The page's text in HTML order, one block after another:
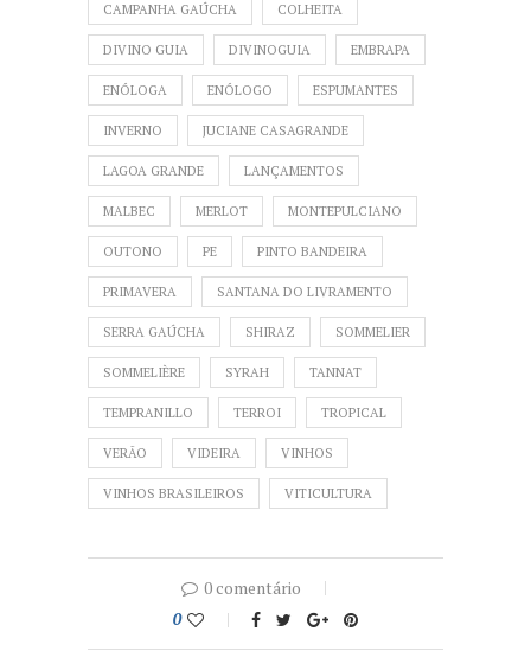
CAMPANHA GAÚCHA COLHEITA
DIVINO GUIA DIVINOGUIA EMBRAPA
ENÓLOGA ENÓLOGO ESPUMANTES
INVERNO JUCIANE CASAGRANDE
LAGOA GRANDE LANÇAMENTOS
MALBEC MERLOT MONTEPULCIANO
OUTONO PE PINTO BANDEIRA
PRIMAVERA SANTANA DO LIVRAMENTO
SERRA GAÚCHA SHIRAZ SOMMELIER
SOMMELIÈRE SYRAH TANNAT
TEMPRANILLO TERROI TROPICAL
VERÃO VIDEIRA VINHOS
VINHOS BRASILEIROS VITICULTURA
0 comentário
0